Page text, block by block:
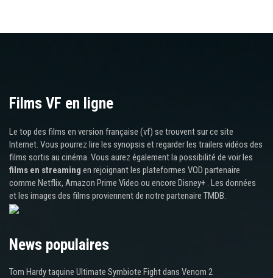
Films VF en ligne
Le top des films en version française (vf) se trouvent sur ce site
Internet. Vous pourrez lire les synopsis et regarder les trailers vidéos des
films sortis au cinéma. Vous aurez également la possibilité de voir les
films en streaming en rejoignant les plateformes VOD partenaire
comme Netflix, Amazon Prime Video ou encore Disney+ . Les données
et les images des films proviennent de notre partenaire TMDB.
News populaires
Tom Hardy taquine Ultimate Symbiote Fight dans Venom 2